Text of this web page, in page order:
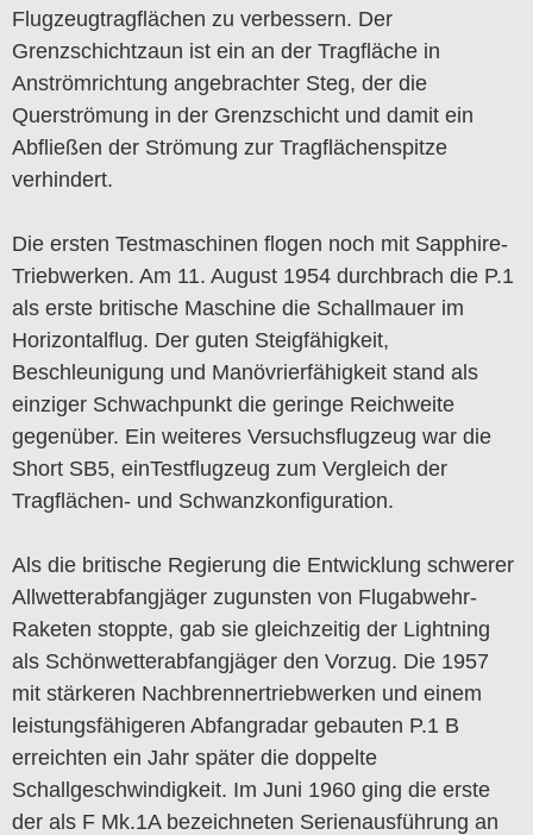
Flugzeugtragflächen zu verbessern. Der
Grenzschichtzaun ist ein an der Tragfläche in
Anströmrichtung angebrachter Steg, der die
Querströmung in der Grenzschicht und damit ein
Abfließen der Strömung zur Tragflächenspitze
verhindert.
Die ersten Testmaschinen flogen noch mit Sapphire-
Triebwerken. Am 11. August 1954 durchbrach die P.1
als erste britische Maschine die Schallmauer im
Horizontalflug. Der guten Steigfähigkeit,
Beschleunigung und Manövrierfähigkeit stand als
einziger Schwachpunkt die geringe Reichweite
gegenüber. Ein weiteres Versuchsflugzeug war die
Short SB5, einTestflugzeug zum Vergleich der
Tragflächen- und Schwanzkonfiguration.
Als die britische Regierung die Entwicklung schwerer
Allwetterabfangjäger zugunsten von Flugabwehr-
Raketen stoppte, gab sie gleichzeitig der Lightning
als Schönwetterabfangjäger den Vorzug. Die 1957
mit stärkeren Nachbrennertriebwerken und einem
leistungsfähigeren Abfangradar gebauten P.1 B
erreichten ein Jahr später die doppelte
Schallgeschwindigkeit. Im Juni 1960 ging die erste
der als F Mk.1A bezeichneten Serienausführung an